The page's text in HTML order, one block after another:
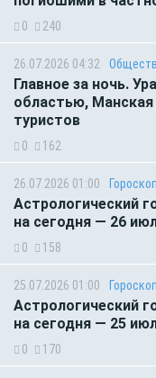
0 240
26.07.2026 04:32
Главное за ночь.
областью, Манская
туристов
0 162
26.07.2026 01:00 Гороскоп
Астрологический
на сегодня — 26
0 158
25.07.2026 01:00 Гороскоп
Астрологический
на сегодня — 25
0 170